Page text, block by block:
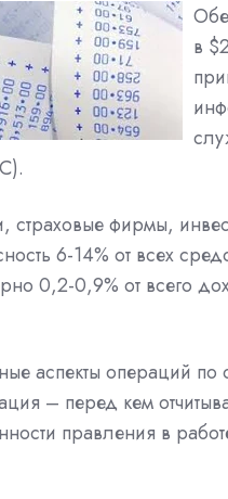
в
страховые фирмы,
6-14% от всех
0,2-0,9% от всего
аспекты операций
– перед кем
правления в